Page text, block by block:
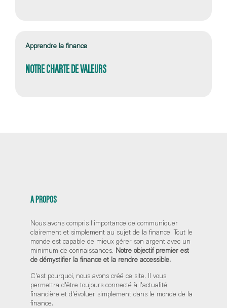
Apprendre la finance
NOTRE CHARTE DE VALEURS
A PROPOS
Nous avons compris l'importance de communiquer
clairement et simplement au sujet de la finance. Tout le
monde est capable de mieux gérer son argent avec un
minimum de connaissances. Notre objectif premier est
de démystifier la finance et la rendre accessible.
C'est pourquoi, nous avons créé ce site. Il vous
permettra d'être toujours connecté à l'actualité
financière et d'évoluer simplement dans le monde de la
finance.